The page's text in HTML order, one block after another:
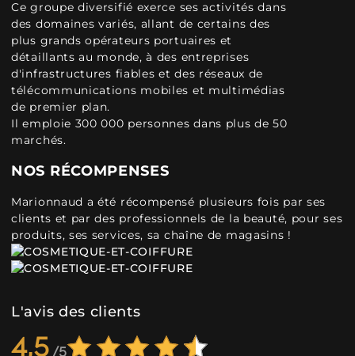
Ce groupe diversifié exerce ses activités dans
des domaines variés, allant de certains des
plus grands opérateurs portuaires et
détaillants au monde, à des entreprises
d'infrastructures fiables et des réseaux de
télécommunications mobiles et multimédias
de premier plan.
Il emploie 300 000 personnes dans plus de 50
marchés.
NOS RÉCOMPENSES
Marionnaud a été récompensé plusieurs fois par ses
clients et par des professionnels de la beauté, pour ses
produits, ses services, sa chaîne de magasins !
L'avis des clients
4,5